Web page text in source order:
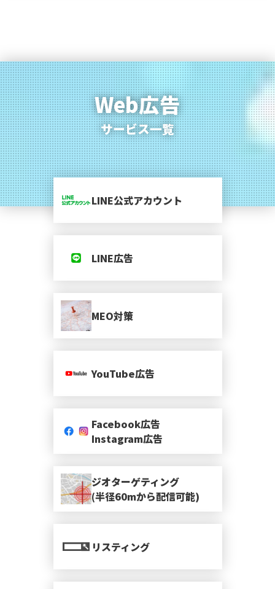
Web広告
サービス一覧
LINE公式アカウント
LINE広告
MEO対策
YouTube広告
Facebook広告
Instagram広告
ジオターゲティング
(半径60mから配信可能)
リスティング